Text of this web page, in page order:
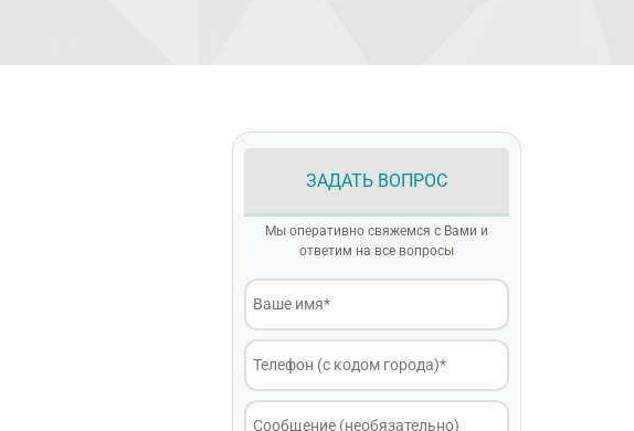
ЗАДАТЬ ВОПРОС
Мы оперативно свяжемся с Вами и
ответим на все вопросы